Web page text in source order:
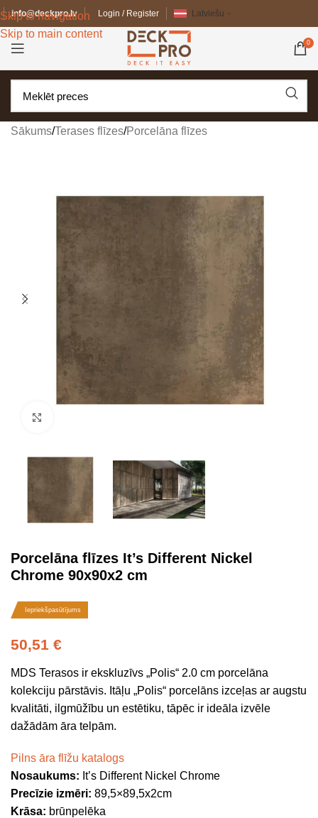
Skip to navigation
Skip to main content
info@deckpro.lv Login / Register Latviešu
0
Sākums/Terases flīzes/Porcelāna flīzes
Porcelāna flīzes It’s Different Nickel
Chrome 90x90x2 cm
Iepriekšpasūtījums
50,51 €
MDS Terasos ir ekskluzīvs „Polis“ 2.0 cm porcelāna
kolekciju pārstāvis. Itāļu „Polis“ porcelāns izceļas ar augstu
kvalitāti, ilgmūžību un estētiku, tāpēc ir ideāla izvēle
dažādām āra telpām.
Pilns āra flīžu katalogs
Nosaukums: It’s Different Nickel Chrome
Precīzie izmēri: 89,5×89,5x2cm
Krāsa: brūnpelēka